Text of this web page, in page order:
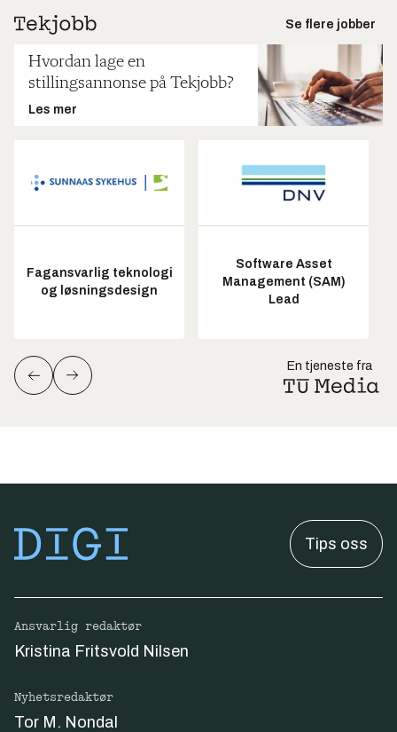
Se flere jobber
Hvordan lage en
stillingsannonse på Tekjobb?
Les mer
Fagansvarlig teknologi
og løsningsdesign
Software Asset
Management (SAM)
Lead
En tjeneste fra
Tips oss
Ansvarlig redaktør
Kristina Fritsvold Nilsen
Nyhetsredaktør
Tor M. Nondal